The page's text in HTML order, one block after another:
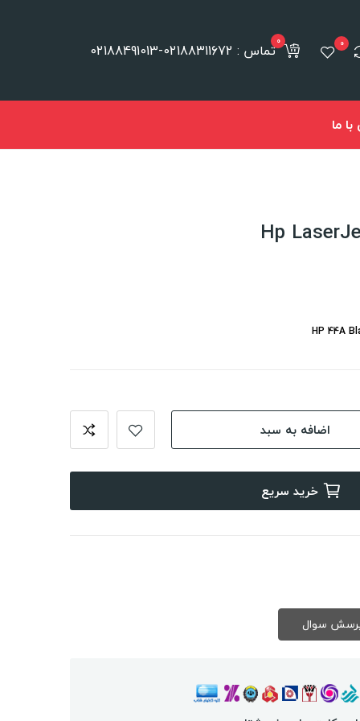
0 تماس : 02188311672-021884910130
ما
HP 44A
اضافه به سبد
خرید سریع